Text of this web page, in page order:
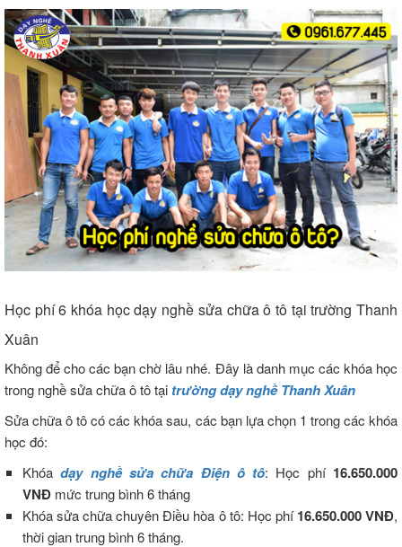
Học phí 6 khóa học dạy nghề sửa chữa ô tô tại trường Thanh
Xuân
Không để cho các bạn chờ lâu nhé. Đây là danh mục các khóa học
trong nghề sửa chữa ô tô tại trường dạy nghề Thanh Xuân
Sửa chữa ô tô có các khóa sau, các bạn lựa chọn 1 trong các khóa
học đó:
Khóadạy nghề sửa chữa Điện ô tô: Học phí 16.650.000
VNĐ mức trung bình 6 tháng
Khóa sửa chữa chuyên Điều hòa ô tô: Học phí16.650.000 VNĐ,
thời gian trung bình 6 tháng.